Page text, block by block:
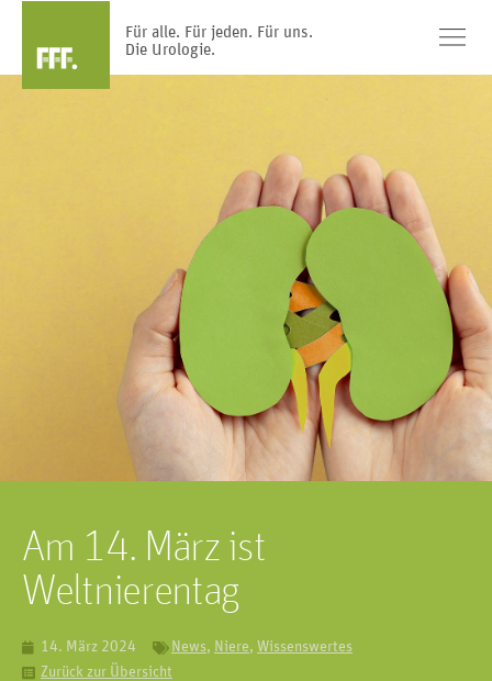
Für alle. Für jeden. Für uns.
Die Urologie.
Am 14. März ist
Weltnierentag
14. März 2024 News, Niere, Wissenswertes
Zurück zur Übersicht